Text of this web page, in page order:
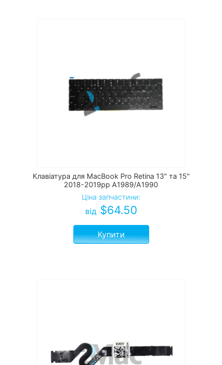
Клавіатура для MacBook Pro Retina 13" та 15"
2018-2019рр A1989/A1990
Ціна запчастини:
від $64.50
Купити